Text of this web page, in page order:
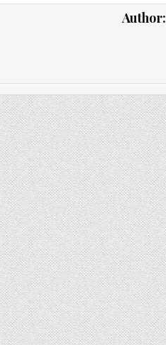
Author: